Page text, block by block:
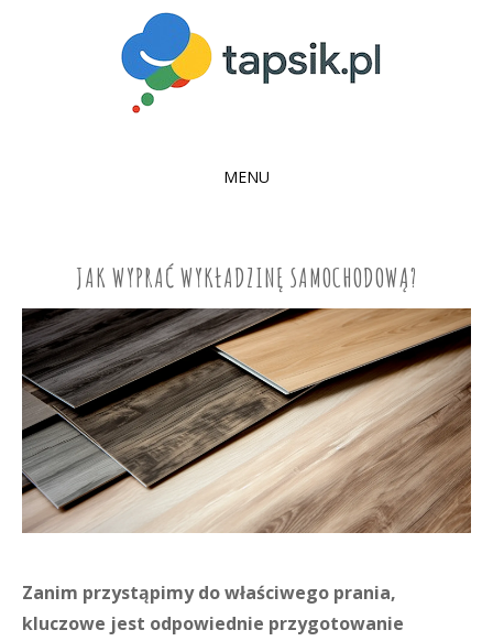
MENU
CONTENTJAK WYPRAĆ WYKŁADZINĘ SAMOCHODOWĄ?
Zanim przystąpimy do właściwego prania,
kluczowe jest odpowiednie przygotowanie